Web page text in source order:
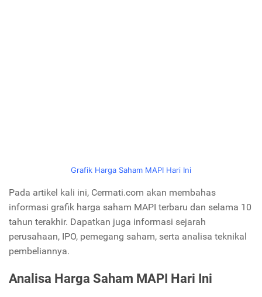
Grafik Harga Saham MAPI Hari Ini
Pada artikel kali ini, Cermati.com akan membahas
informasi grafik harga saham MAPI terbaru dan selama 10
tahun terakhir. Dapatkan juga informasi sejarah
perusahaan, IPO, pemegang saham, serta analisa teknikal
pembeliannya.
Analisa Harga Saham MAPI Hari Ini